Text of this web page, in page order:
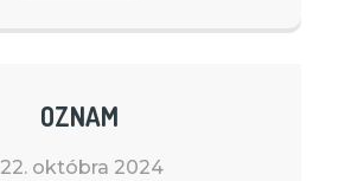
OZNAM
22. októbra 2024